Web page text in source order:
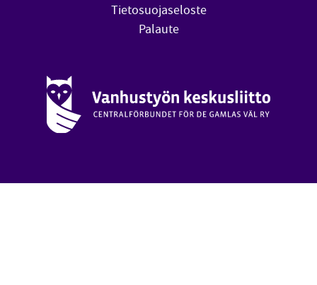
Tietosuojaseloste
Palaute